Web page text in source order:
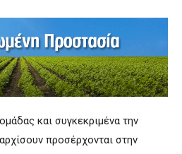
και συγκεκριμένα την
προσέρχονται στην